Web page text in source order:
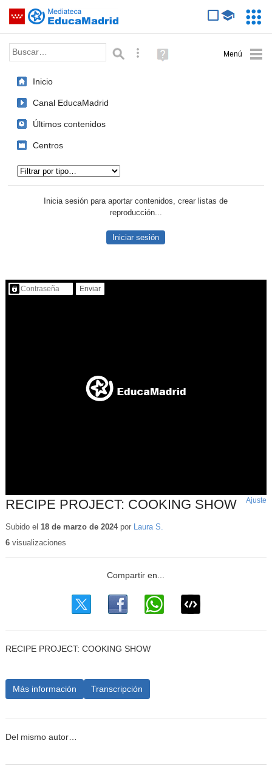
Saltar navegación
Palabra o frase: Búsqueda avanzada
Ayuda
(en
Inicio
Canal EducaMadrid
Últimos contenidos
Centros
Inicia sesión para aportar contenidos, crear listas de
reproducción...
Iniciar sesión
Contenido protegido…
RECIPE PROJECT: COOKING SHOW Ajuste
Subido el 18 de marzo de 2024por
Laura S.
6visualizaciones
RECIPE PROJECT: COOKING SHOW
Más información Transcripción
Del mismo autor…